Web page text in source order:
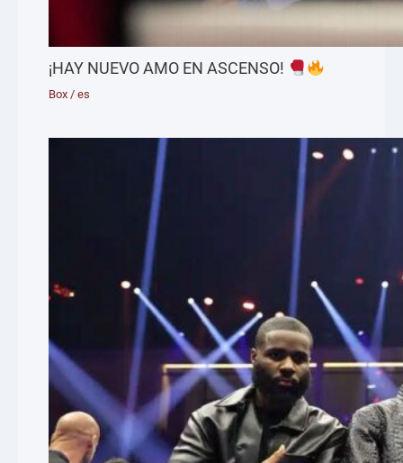
¡HAY NUEVO AMO EN ASCENSO!
Box /es